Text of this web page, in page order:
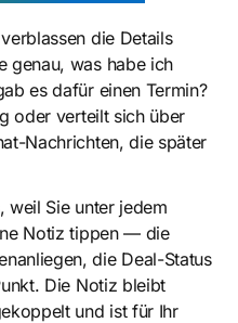
die Details
genau, was habe ich
es dafür einen Termin?
oder verteilt sich über
Nachrichten, die später
weil Sie unter jedem
Notiz tippen — die
die Deal-Status
Die Notiz bleibt
und ist für Ihr